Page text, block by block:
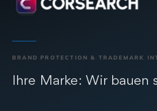
BRAND PROTECTION & TRADEMARK
Corsearch
Ihre Marke: Wir bauen